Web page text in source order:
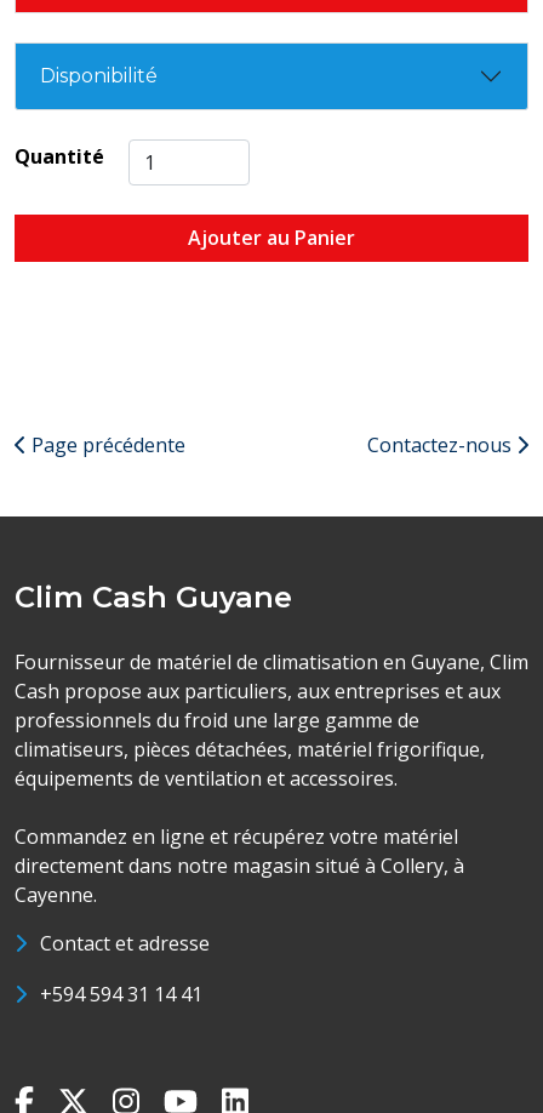
Disponibilité
Quantité
Ajouter au Panier
Page précédente Contactez-nous
Clim Cash Guyane
Fournisseur de matériel de climatisation en Guyane, Clim
Cash propose aux particuliers, aux entreprises et aux
professionnels du froid une large gamme de
climatiseurs, pièces détachées, matériel frigorifique,
équipements de ventilation et accessoires.
Commandez en ligne et récupérez votre matériel
directement dans notre magasin situé à Collery, à
Cayenne.
Contact et adresse
+594 594 31 14 41